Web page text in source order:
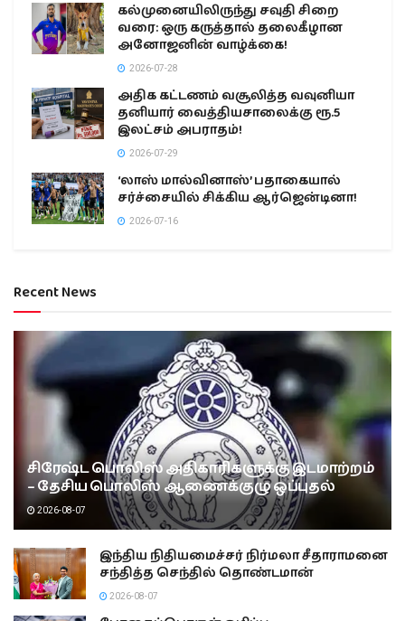
கல்முனையிலிருந்து சவுதி சிறை
வரை: ஒரு கருத்தால் தலைகீழான
அனோஜனின் வாழ்க்கை!
2026-07-28
அதிக கட்டணம் வசூலித்த வவுனியா
தனியார் வைத்தியசாலைக்கு ரூ.5
இலட்சம் அபராதம்!
2026-07-29
‘லாஸ் மால்வினாஸ்’ பதாகையால்
சர்ச்சையில் சிக்கிய ஆர்ஜென்டினா!
2026-07-16
Recent News
சிரேஷ்ட பொலிஸ் அதிகாரிகளுக்கு இடமாற்றம்
– தேசிய பொலிஸ் ஆணைக்குழு ஒப்புதல்
2026-08-07
இந்திய நிதியமைச்சர் நிர்மலா சீதாராமனை
சந்தித்த செந்தில் தொண்டமான்
2026-08-07